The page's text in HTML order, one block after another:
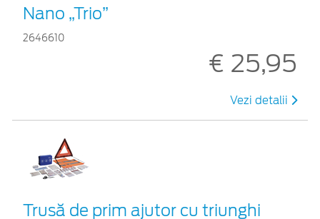
Nano „Trio”
2646610
€ 25,95
Vezi detalii
Trusă de prim ajutor cu triunghi